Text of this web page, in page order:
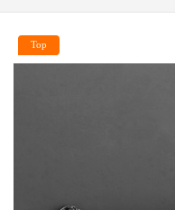
Top